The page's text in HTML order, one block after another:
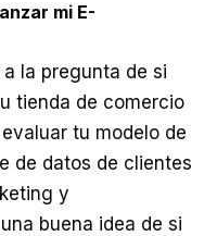
mi E-
la pregunta de si
tienda de comercio
tu modelo de
de datos de clientes
y
buena idea de si